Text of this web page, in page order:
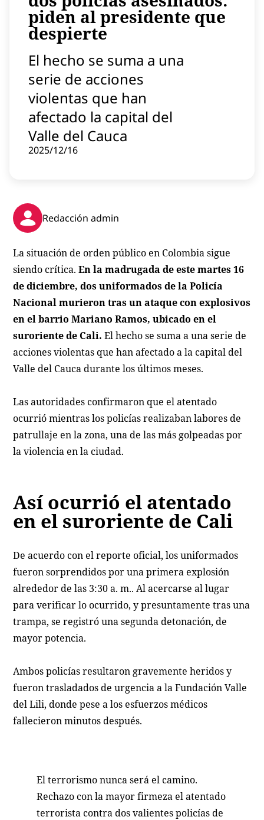
Contenido patrocinado
Instagram
piden al presidente que
despierte
El hecho se suma a una
serie de acciones
violentas que han
afectado la capital del
Valle del Cauca
2025/12/16
Redacción admin
La situación de orden público en Colombia sigue
siendo crítica.En la madrugada de este martes 16
de diciembre, dos uniformados de la Policía
Nacional murieron tras un ataque con explosivos
en el barrio Mariano Ramos, ubicado en el
suroriente de Cali.El hecho se suma a una serie de
acciones violentas que han afectado a la capital del
Valle del Cauca durante los últimos meses.
Las autoridades confirmaron que el atentado
ocurrió mientras los policías realizaban labores de
patrullaje en la zona, una de las más golpeadas por
la violencia en la ciudad.
Así ocurrió el atentado
en el suroriente de Cali
De acuerdo con el reporte oficial, los uniformados
fueron sorprendidos por una primera explosión
alrededor de las 3:30 a. m.. Al acercarse al lugar
para verificar lo ocurrido, y presuntamente tras una
trampa, se registró una segunda detonación, de
mayor potencia.
Ambos policías resultaron gravemente heridos y
fueron trasladados de urgencia a la Fundación Valle
del Lili, donde pese a los esfuerzos médicos
fallecieron minutos después.
El terrorismo nunca será el camino.
Rechazo con la mayor firmeza el atentado
terrorista contra dos valientes policías de